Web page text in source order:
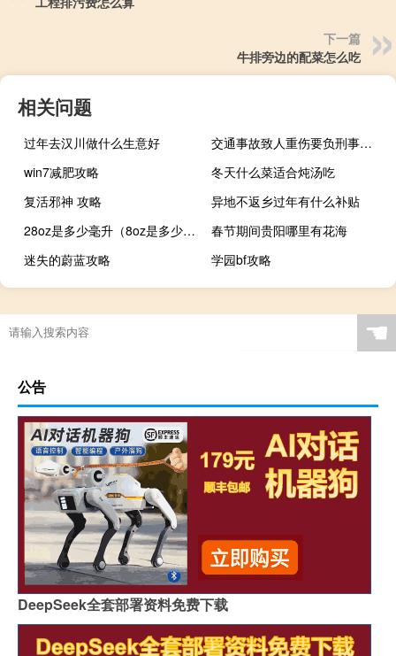
下一篇
牛排旁边的配菜怎么吃
相关问题
过年去汉川做什么生意好
交通事故致人重伤要负刑事责任吗
win7减肥攻略
冬天什么菜适合炖汤吃
复活邪神 攻略
异地不返乡过年有什么补贴
28oz是多少毫升（8oz是多少毫升）
春节期间贵阳哪里有花海
迷失的蔚蓝攻略
学园bf攻略
☚
公告
DeepSeek全套部署资料免费下载